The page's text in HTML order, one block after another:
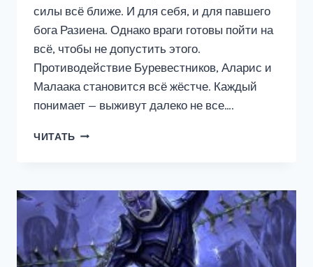
силы всё ближе. И для себя, и для павшего
бога Разиена. Однако враги готовы пойти на
всё, чтобы не допустить этого.
Противодействие Буревестников, Аларис и
Малаака становится всё жёстче. Каждый
понимает — выживут далеко не все….
ЧИТАТЬ ВИАШЕРОН
ТОМ
2